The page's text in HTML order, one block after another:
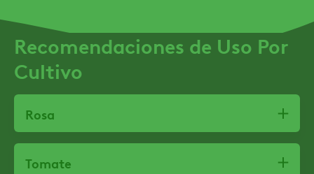
Recomendaciones de Uso Por
Cultivo
Rosa
Tomate